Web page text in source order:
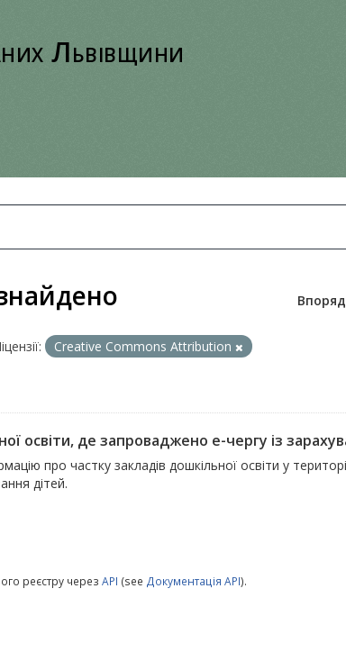
Львівщини
Creative Commons Attribution
освіти, де запроваджено е-чергу із
про частку закладів дошкільної освіти у
дітей.
реєстру через API (see Документація API).